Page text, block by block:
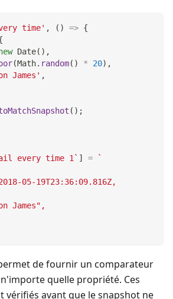
time' , ( ) => {
Date( ) ,
(Math. random( ) * 20) ,
James' ,
( ) ;
every time 1 ` ] =
`
05-19T23:36:09.816Z,
James",
de fournir un comparateur
quelle propriété. Ces
vérifiés avant que le snapshot ne